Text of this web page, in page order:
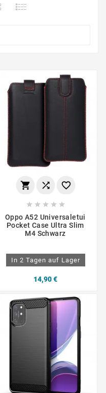
  
    
Oppo A52 Universaletui
Pocket Case Ultra Slim
M4 Schwarz
In 2 Tagen auf Lager
14,90 €